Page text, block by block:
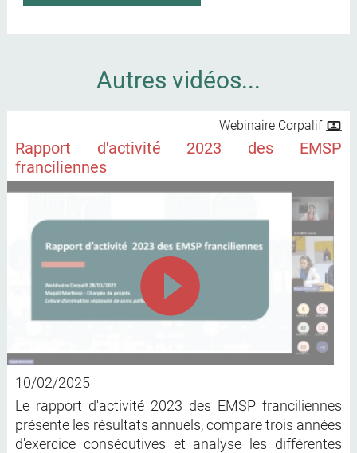
Autres vidéos...
Webinaire Corpalif
Rapport d'activité 2023 des EMSP
franciliennes
10/02/2025
Le rapport d'activité 2023 des EMSP franciliennes
présente les résultats annuels, compare trois années
d'exercice consécutives et analyse les différentes